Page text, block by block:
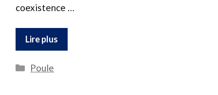
coexistence …
Lire plus
Catégories
Poule